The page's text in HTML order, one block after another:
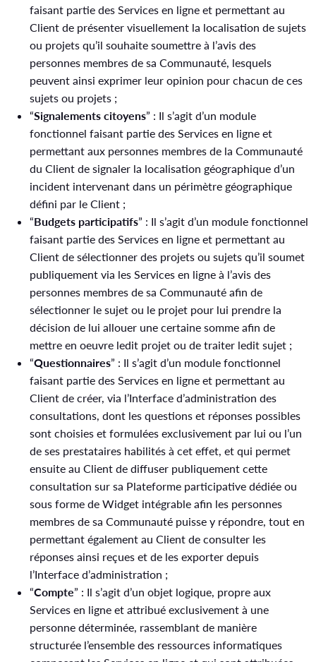
faisant partie des Services en ligne et permettant au
Client de présenter visuellement la localisation de sujets
ou projets qu’il souhaite soumettre à l’avis des
personnes membres de sa Communauté, lesquels
peuvent ainsi exprimer leur opinion pour chacun de ces
sujets ou projets ;
“Signalements citoyens” : Il s’agit d’un module
fonctionnel faisant partie des Services en ligne et
permettant aux personnes membres de la Communauté
du Client de signaler la localisation géographique d’un
incident intervenant dans un périmètre géographique
défini par le Client ;
“Budgets participatifs” : Il s’agit d’un module fonctionnel
faisant partie des Services en ligne et permettant au
Client de sélectionner des projets ou sujets qu’il soumet
publiquement via les Services en ligne à l’avis des
personnes membres de sa Communauté afin de
sélectionner le sujet ou le projet pour lui prendre la
décision de lui allouer une certaine somme afin de
mettre en oeuvre ledit projet ou de traiter ledit sujet ;
“Questionnaires” : Il s’agit d’un module fonctionnel
faisant partie des Services en ligne et permettant au
Client de créer, via l’Interface d’administration des
consultations, dont les questions et réponses possibles
sont choisies et formulées exclusivement par lui ou l’un
de ses prestataires habilités à cet effet, et qui permet
ensuite au Client de diffuser publiquement cette
consultation sur sa Plateforme participative dédiée ou
sous forme de Widget intégrable afin les personnes
membres de sa Communauté puisse y répondre, tout en
permettant également au Client de consulter les
réponses ainsi reçues et de les exporter depuis
l’Interface d’administration ;
“Compte” : Il s’agit d’un objet logique, propre aux
Services en ligne et attribué exclusivement à une
personne déterminée, rassemblant de manière
structurée l’ensemble des ressources informatiques